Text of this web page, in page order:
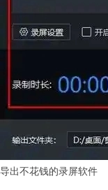
导出不花钱的录屏软件